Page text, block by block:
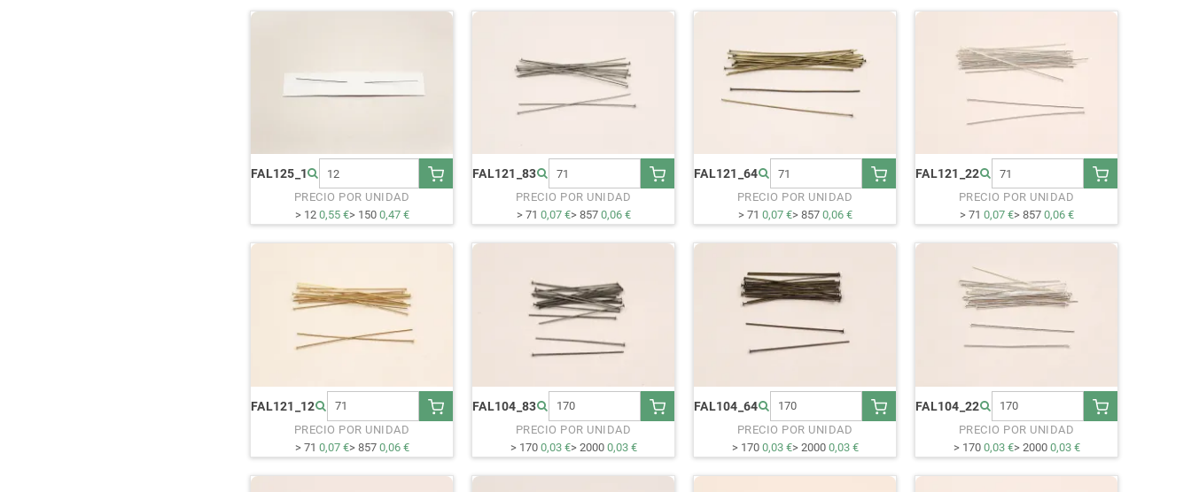
FAL125_1
PRECIO POR UNIDAD
> 12 0,55 €> 150 0,47 €
FAL121_83
PRECIO POR UNIDAD
> 71 0,07 €> 857 0,06 €
FAL121_64
PRECIO POR UNIDAD
> 71 0,07 €> 857 0,06 €
FAL121_22
PRECIO POR UNIDAD
> 71 0,07 €> 857 0,06 €
FAL121_12
PRECIO POR UNIDAD
> 71 0,07 €> 857 0,06 €
FAL104_83
PRECIO POR UNIDAD
> 170 0,03 €> 2000 0,03 €
FAL104_64
PRECIO POR UNIDAD
> 170 0,03 €> 2000 0,03 €
FAL104_22
PRECIO POR UNIDAD
> 170 0,03 €> 2000 0,03 €